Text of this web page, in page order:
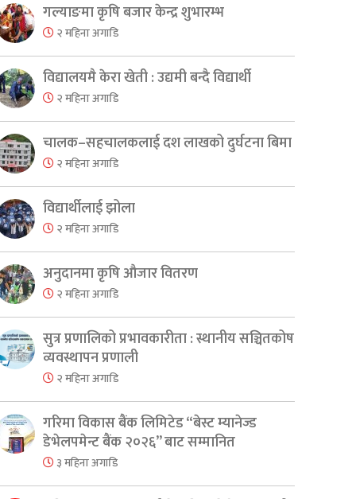
गल्याङमा कृषि बजार केन्द्र शुभारम्भ
२ महिना अगाडि
विद्यालयमै केरा खेती : उद्यमी बन्दै विद्यार्थी
२ महिना अगाडि
चालक–सहचालकलाई दश लाखको दुर्घटना बिमा
२ महिना अगाडि
विद्यार्थीलाई झोला
२ महिना अगाडि
अनुदानमा कृषि औजार वितरण
२ महिना अगाडि
सुत्र प्रणालिको प्रभावकारीता : स्थानीय सञ्चितकोष
व्यवस्थापन प्रणाली
२ महिना अगाडि
गरिमा विकास बैंक लिमिटेड “बेस्ट म्यानेज्ड
डेभेलपमेन्ट बैंक २०२६” बाट सम्मानित
३ महिना अगाडि